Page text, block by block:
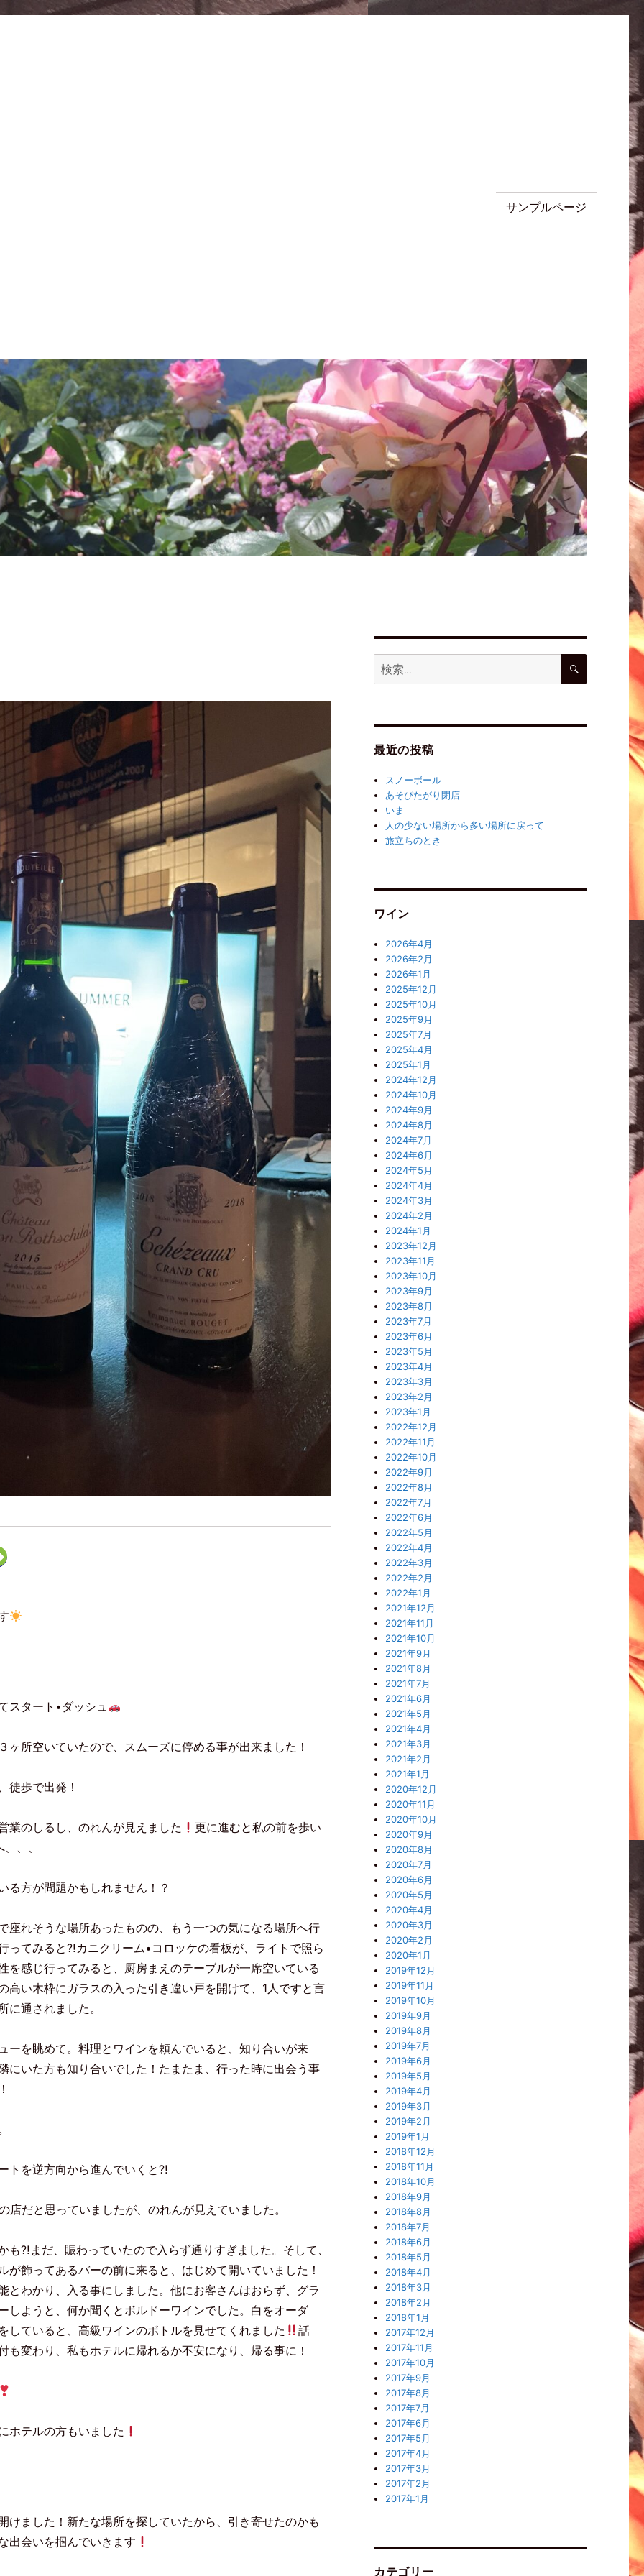
サンプルページ
ク
リ
e
e
し
い
ド
ウ
ま
スタート•ダッシュ
ヶ所空いていたので、スムーズに停める事が出来ました！
徒歩で出発！
業のしるし、のれんが見えました
更に進むと私の前を歩い
、、
る方が問題かもしれません！？
座れそうな場所あったものの、もう一つの気になる場所へ行
ってみると⁈カニクリーム•コロッケの看板が、ライトで照ら
を感じ行ってみると、厨房まえのテーブルが一席空いている
高い木枠にガラスの入った引き違い戸を開けて、1人ですと言
に通されました。
ーを眺めて。料理とワインを頼んでいると、知り合いが来
にいた方も知り合いでした！たまたま、行った時に出会う事
トを逆方向から進んでいくと⁈
店だと思っていましたが、のれんが見えていました。
も⁈まだ、賑わっていたので入らず通りすぎました。そして、
が飾ってあるバーの前に来ると、はじめて開いていました！
とわかり、入る事にしました。他にお客さんはおらず、グラ
しようと、何か聞くとボルドーワインでした。白をオーダ
していると、高級ワインのボトルを見せてくれました
話
も変わり、私もホテルに帰れるか不安になり、帰る事に！
ホテルの方もいました
けました！新たな場所を探していたから、引き寄せたのかも
出会いを掴んでいきます
最近の投稿
スノーボール
あそびたがり閉店
いま
人の少ない場所から多い場所に戻って
旅立ちのとき
ワイン
2026年4月
2026年2月
2026年1月
2025年12月
2025年10月
2025年9月
2025年7月
2025年4月
2025年1月
2024年12月
2024年10月
2024年9月
2024年8月
2024年7月
2024年6月
2024年5月
2024年4月
2024年3月
2024年2月
2024年1月
2023年12月
2023年11月
2023年10月
2023年9月
2023年8月
2023年7月
2023年6月
2023年5月
2023年4月
2023年3月
2023年2月
2023年1月
2022年12月
2022年11月
2022年10月
2022年9月
2022年8月
2022年7月
2022年6月
2022年5月
2022年4月
2022年3月
2022年2月
2022年1月
2021年12月
2021年11月
2021年10月
2021年9月
2021年8月
2021年7月
2021年6月
2021年5月
2021年4月
2021年3月
2021年2月
2021年1月
2020年12月
2020年11月
2020年10月
2020年9月
2020年8月
2020年7月
2020年6月
2020年5月
2020年4月
2020年3月
2020年2月
2020年1月
2019年12月
2019年11月
2019年10月
2019年9月
2019年8月
2019年7月
2019年6月
2019年5月
2019年4月
2019年3月
2019年2月
2019年1月
2018年12月
2018年11月
2018年10月
2018年9月
2018年8月
2018年7月
2018年6月
2018年5月
2018年4月
2018年3月
2018年2月
2018年1月
2017年12月
2017年11月
2017年10月
2017年9月
2017年8月
2017年7月
2017年6月
2017年5月
2017年4月
2017年3月
2017年2月
2017年1月
カテゴリー